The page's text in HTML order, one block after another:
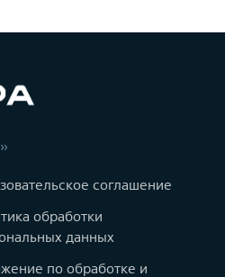
соглашение
обработки
данных
по обработке и